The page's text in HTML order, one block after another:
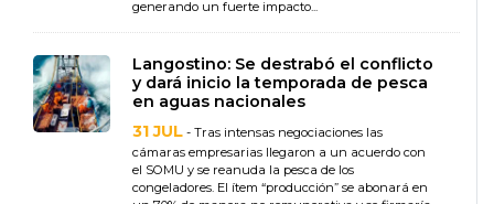
generando un fuerte impacto...
Langostino: Se destrabó el conflicto
y dará inicio la temporada de pesca
en aguas nacionales
31 JUL - Tras intensas negociaciones las
cámaras empresarias llegaron a un acuerdo con
el SOMU y se reanuda la pesca de los
congeladores. El ítem “producción” se abonará en